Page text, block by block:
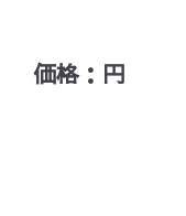
価格：円